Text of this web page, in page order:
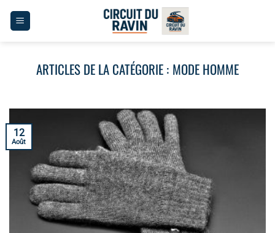
MODE HOMME
12
Août